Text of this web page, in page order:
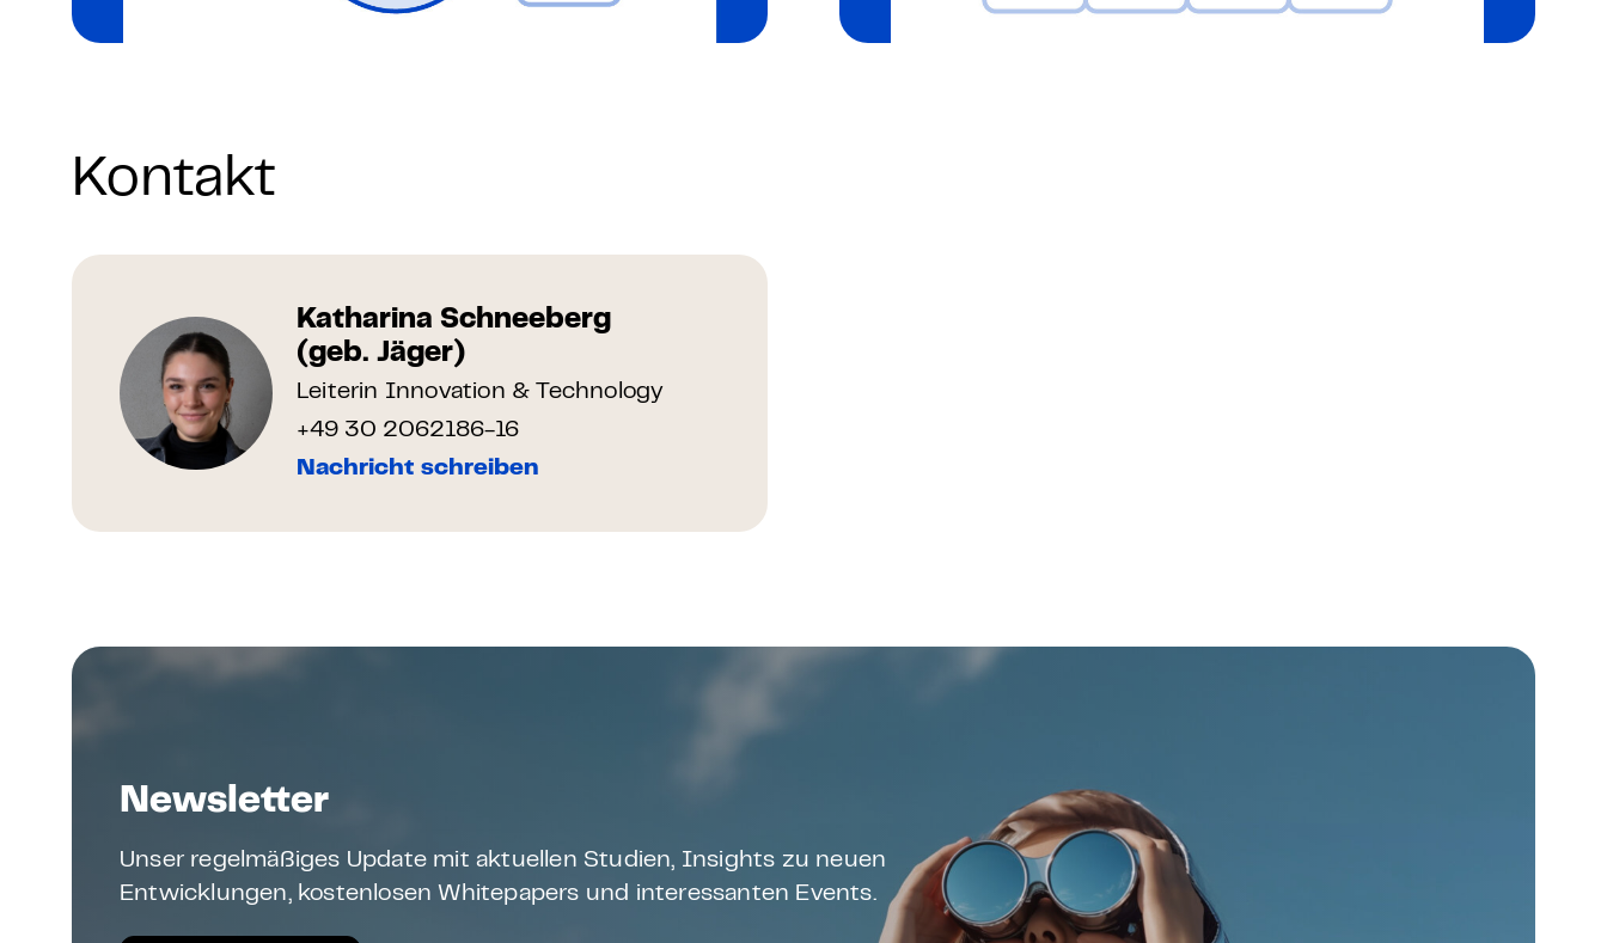
Kontakt
Katharina Schneeberg
(geb. Jäger)
Leiterin Innovation & Technology
+49 30 2062186-16
Nachricht schreiben
Newsletter
Unser regelmäßiges Update mit aktuellen Studien, Insights zu neuen
Entwicklungen, kostenlosen Whitepapers und interessanten Events.